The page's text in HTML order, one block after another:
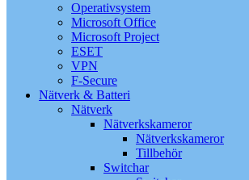
Operativsystem
Microsoft Office
Microsoft Project
ESET
VPN
F-Secure
Nätverk & Batteri
Nätverk
Nätverkskameror
Nätverkskameror
Tillbehör
Switchar